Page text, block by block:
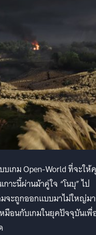
บเกม Open-World ที่จะใ
าะนี้ผ่านม้าคู่ใจ “โนบุ” ไป
จะถูกออกแบบมาไม่ใหญ่ม
หมือนกับเกมในยุคปัจจุบันเพื่